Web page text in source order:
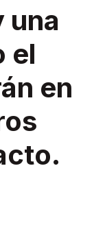
una
el
en